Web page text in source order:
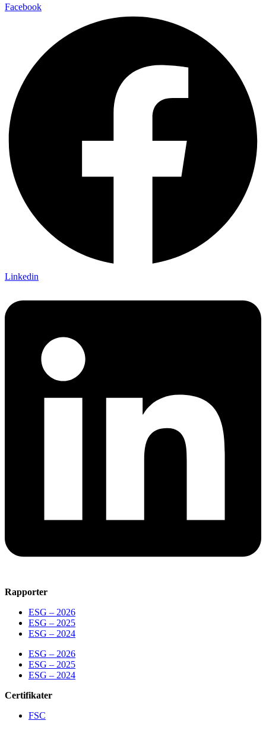
Facebook
Linkedin
Rapporter
ESG – 2026
ESG – 2025
ESG – 2024
ESG – 2026
ESG – 2025
ESG – 2024
Certifikater
FSC